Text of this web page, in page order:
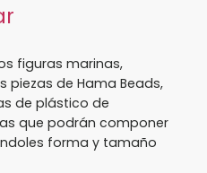
figuras marinas,
piezas de Hama Beads,
de plástico de
que podrán componer
forma y tamaño